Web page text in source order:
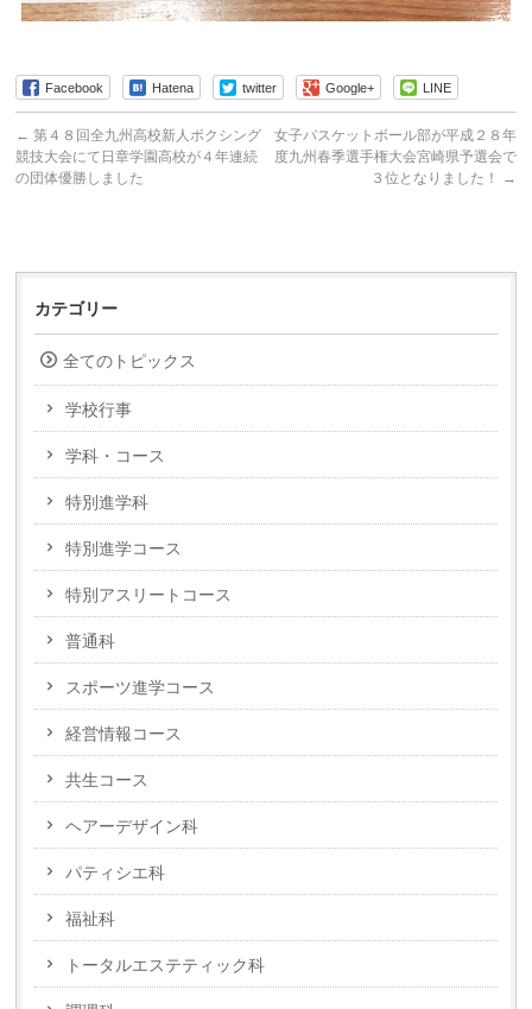
Facebook Hatena twitter Google+ LINE
← 第４８回全九州高校新人ボクシング
競技大会にて日章学園高校が４年連続
の団体優勝しました
女子バスケットボール部が平成２８年
度九州春季選手権大会宮崎県予選会で
３位となりました！
→
カテゴリー
全てのトピックス
学校行事
学科・コース
特別進学科
特別進学コース
特別アスリートコース
普通科
スポーツ進学コース
経営情報コース
共生コース
ヘアーデザイン科
パティシエ科
福祉科
トータルエステティック科